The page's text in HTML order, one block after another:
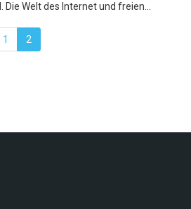
Welt des Internet und freien...
1 2